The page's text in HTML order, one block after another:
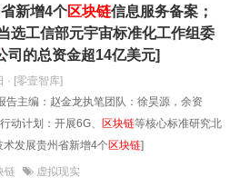
省新增4个区块链信息服务备案；
选工信部元宇宙标准化工作组委
司的总资金超14亿美元]
· [零壹智库]
告主编：赵金龙执笔团队：徐昊源，余资
动计划：开展6G、 区块链等核心标准研究北
发展贵州省新增4个区块链]
链 虚拟现实